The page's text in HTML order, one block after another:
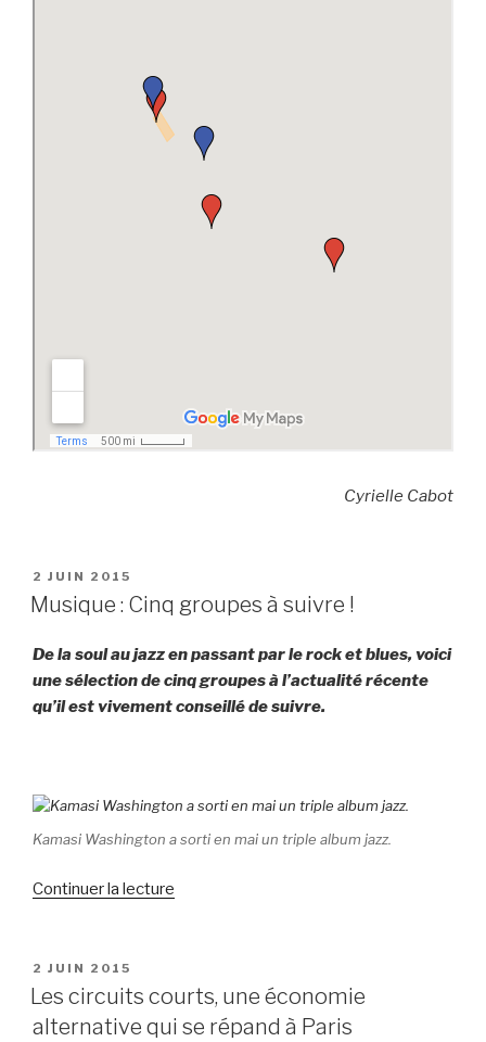
Cyrielle Cabot
PUBLIÉ
LE
2 JUIN 2015
Musique : Cinq groupes à suivre !
De la soul au jazz en passant par le rock et blues, voici
une sélection de cinq groupes à l’actualité récente
qu’il est vivement conseillé de suivre.
Kamasi Washington a sorti en mai un triple album jazz.
Continuer la lecture
groupes
à
PUBLIÉ
LE
2 JUIN 2015
Les circuits courts, une économie
alternative qui se répand à Paris